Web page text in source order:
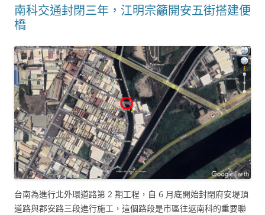
南科交通封閉三年，江明宗籲開安五街搭建便
橋
台南為進行北外環道路第 2 期工程，自 6 月底開始封閉府安堤頂
道路與郡安路三段進行施工，這個路段是市區往返南科的重要聯